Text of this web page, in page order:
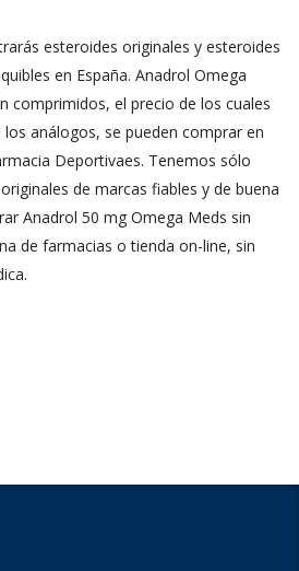
esteroides originales y esteroides
en España. Anadrol Omega
comprimidos, el precio de los cuales
análogos, se pueden comprar en
Deportivaes. Tenemos sólo
de marcas fiables y de buena
Anadrol 50 mg Omega Meds sin
de farmacias o tienda on-line, sin